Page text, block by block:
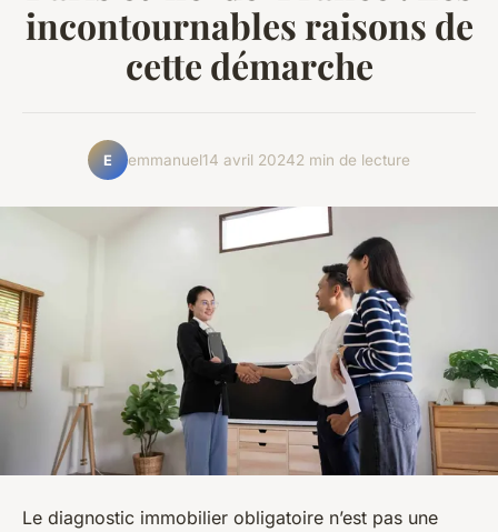
incontournables raisons de
cette démarche
E emmanuel14 avril 20242 min de lecture
Le diagnostic immobilier obligatoire n’est pas une